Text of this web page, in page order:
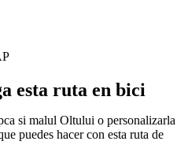
esta ruta en bici
si malul Oltului o personalizarla
puedes hacer con esta ruta de